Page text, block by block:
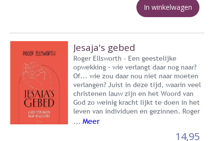
In winkelwagen
Jesaja's gebed
Roger Ellsworth - Een geestelijke
opwekking – wie verlangt daar nog naar?
Of... wie zou daar nou niet naar moeten
verlangen? Juist in deze tijd, waarin veel
christenen lauw zijn en het Woord van
God zo weinig kracht lijkt te doen in het
leven van individuen en gezinnen. Roger
... Meer
14,95